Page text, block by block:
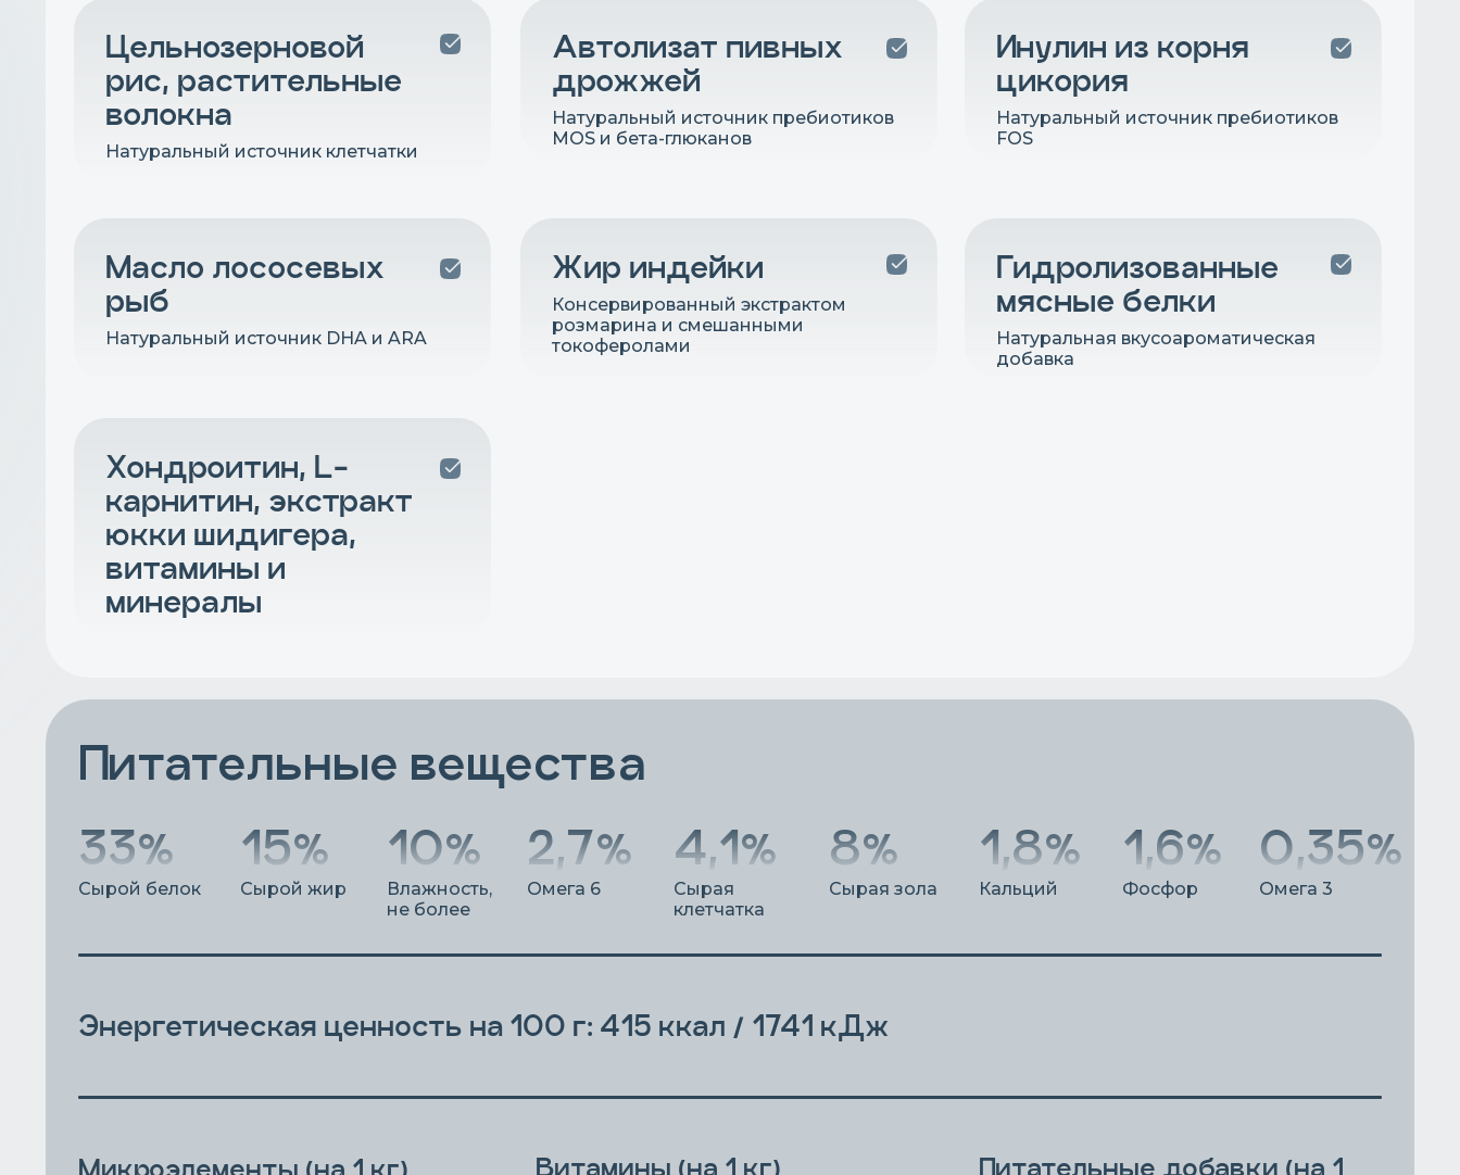
Жир индейки
Консервированный экстрактом
розмарина и смешанными
токоферолами
Цельнозерновой
рис, растительные
волокна
Натуральный источник клетчатки
Гидролизованные
мясные белки
Натуральная вкусоароматическая
добавка
Инулин из корня
цикория
Натуральный источник пребиотиков
FOS
Автолизат пивных
дрожжей
Натуральный источник пребиотиков
MOS и бета-глюканов
Масло лососевых
рыб
Натуральный источник DHA и ARA
Хондроитин, L-
карнитин, экстракт
юкки шидигера,
витамины и
минералы
Питательные вещества
Сырой белок
33%
Сырой жир
15%
Сырая
клетчатка
4,1%
Кальций
1,8%
Влажность,
не более
10%
Сырая зола
8%
Фосфор
1,6%
Омега 6
2,7%
Омега 3
0,35%
Энергетическая ценность на 100 г: 415 ккал / 1741 кДж
Микроэлементы (на 1 кг) Витамины (на 1 кг) Питательные добавки (на 1